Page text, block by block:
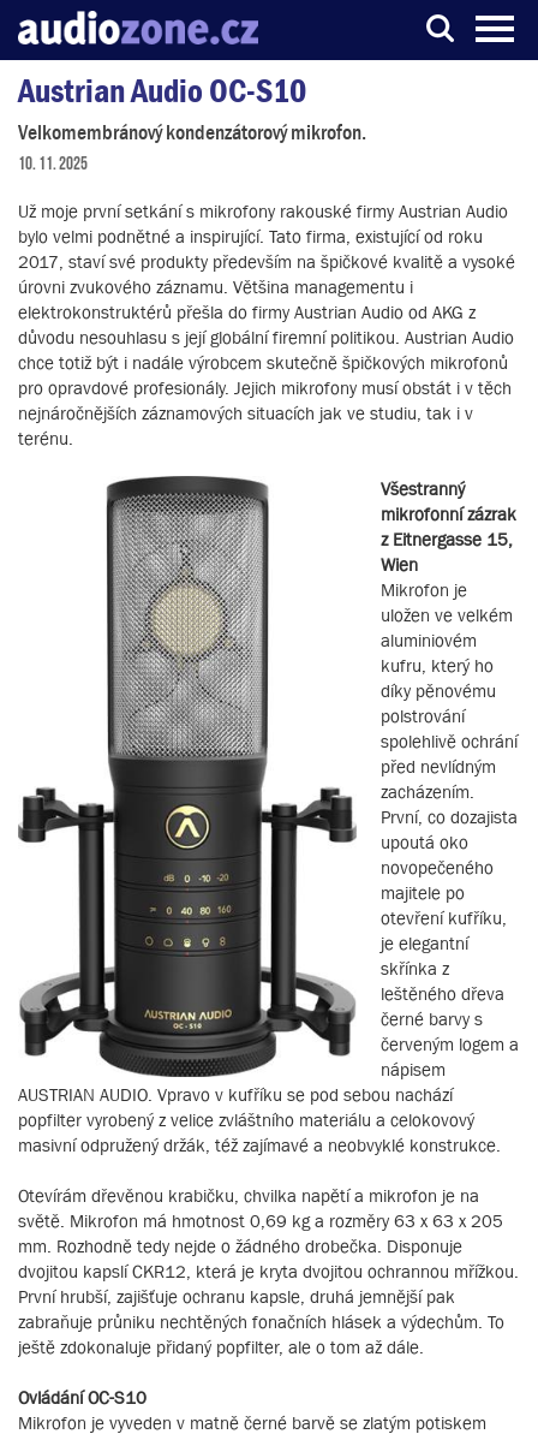
Server o digitálním zpracování zvuku
Austrian Audio OC-S10
Velkomembránový kondenzátorový mikrofon.
10. 11. 2025
Už moje první setkání s mikrofony rakouské firmy Austrian Audio
bylo velmi podnětné a inspirující. Tato firma, existující od roku
2017, staví své produkty především na špičkové kvalitě a vysoké
úrovni zvukového záznamu. Většina managementu i
elektrokonstruktérů přešla do firmy Austrian Audio od AKG z
důvodu nesouhlasu s její globální firemní politikou. Austrian Audio
chce totiž být i nadále výrobcem skutečně špičkových mikrofonů
pro opravdové profesionály. Jejich mikrofony musí obstát i v těch
nejnáročnějších záznamových situacích jak ve studiu, tak i v
terénu.
Všestranný
mikrofonní zázrak
z Eitnergasse 15,
Wien
Mikrofon je
uložen ve velkém
aluminiovém
kufru, který ho
díky pěnovému
polstrování
spolehlivě ochrání
před nevlídným
zacházením.
První, co dozajista
upoutá oko
novopečeného
majitele po
otevření kufříku,
je elegantní
skřínka z
leštěného dřeva
černé barvy s
červeným logem a
nápisem
AUSTRIAN AUDIO. Vpravo v kufříku se pod sebou nachází
popfilter vyrobený z velice zvláštního materiálu a celokovový
masivní odpružený držák, též zajímavé a neobvyklé konstrukce.
Otevírám dřevěnou krabičku, chvilka napětí a mikrofon je na
světě. Mikrofon má hmotnost 0,69 kg a rozměry 63 x 63 x 205
mm. Rozhodně tedy nejde o žádného drobečka. Disponuje
dvojitou kapslí CKR12, která je kryta dvojitou ochrannou mřížkou.
První hrubší, zajišťuje ochranu kapsle, druhá jemnější pak
zabraňuje průniku nechtěných fonačních hlásek a výdechům. To
ještě zdokonaluje přidaný popfilter, ale o tom až dále.
Ovládání OC-S10
Mikrofon je vyveden v matně černé barvě se zlatým potiskem